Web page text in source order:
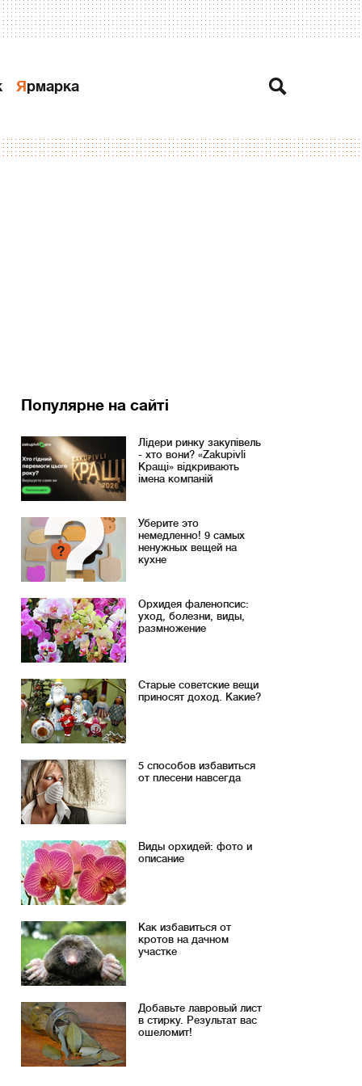
Ярмарка
Популярне на сайті
Лідери ринку закупівель
- хто вони? «Zakupivli
Кращі» відкривають
імена компаній
Уберите это
немедленно! 9 самых
ненужных вещей на
кухне
Орхидея фаленопсис:
уход, болезни, виды,
размножение
Старые советские вещи
приносят доход. Какие?
5 способов избавиться
от плесени навсегда
Виды орхидей: фото и
описание
Как избавиться от
кротов на дачном
участке
Добавьте лавровый лист
в стирку. Результат вас
ошеломит!